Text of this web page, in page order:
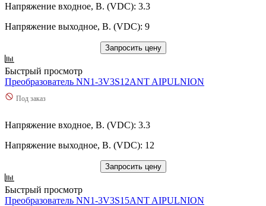
Напряжение входное, В. (VDC): 3.3
Напряжение выходное, В. (VDC): 9
Запросить цену
Быстрый просмотр
Преобразователь NN1-3V3S12ANT AIPULNION
Под заказ
Напряжение входное, В. (VDC): 3.3
Напряжение выходное, В. (VDC): 12
Запросить цену
Быстрый просмотр
Преобразователь NN1-3V3S15ANT AIPULNION